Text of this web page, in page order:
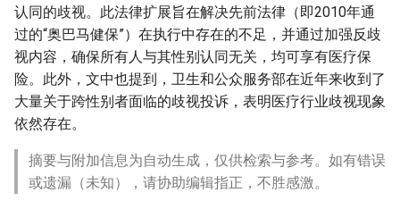
认同的歧视。此法律扩展旨在解决先前法律（即2010年通
过的“奥巴马健保”）在执行中存在的不足，并通过加强反歧
视内容，确保所有人与其性别认同无关，均可享有医疗保
险。此外，文中也提到，卫生和公众服务部在近年来收到了
大量关于跨性别者面临的歧视投诉，表明医疗行业歧视现象
依然存在。
摘要与附加信息为自动生成，仅供检索与参考。如有错误
或遗漏（未知），请协助编辑指正，不胜感激。